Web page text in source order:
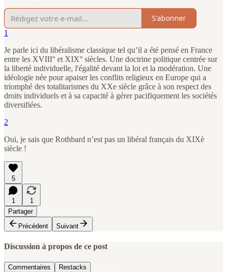
S'abonner
1
Je parle ici du libéralisme classique tel qu’il a été pensé en France
entre les XVIII° et XIX° siècles. Une doctrine politique centrée sur
la liberté individuelle, l'égalité devant la loi et la modération. Une
idéologie née pour apaiser les conflits religieux en Europe qui a
triomphé des totalitarismes du XXe siècle grâce à son respect des
droits individuels et à sa capacité à gérer pacifiquement les sociétés
diversifiées.
2
Oui, je sais que Rothbard n’est pas un libéral français du XIXè
siècle !
5
1
1
Partager
Précédent
Suivant
Discussion à propos de ce post
Commentaires Restacks